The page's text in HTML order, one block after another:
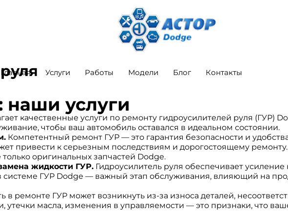
Главная Услуги Работы Модели Блог Контакты
наши услуги
качественные услуги по ремонту гидроусилителей руля (ГУР)
чтобы ваш автомобиль оставался в идеальном состоянии.
Компетентный ремонт ГУР — это гарантия безопасности и
привести к серьезным последствиям и дорогостоящему
оригинальных запчастей Dodge.
жидкости ГУР.Гидроусилитель руля обеспечивает усиление
ГУР Dodge — важный этап обслуживания, влияющий на
в ремонте ГУР может возникнуть из-за износа деталей,
утечки масла, изменения в управляемости — это признаки, что